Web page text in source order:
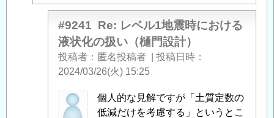
震
#9241 Re: レベル1地震時における
液状化の扱い（樋門設計）
投稿者 匿名投稿者
投稿日時
2024/03/26(火) 15:25
ahiru
に
個人的な見解ですが「土質定数の
低減だけを考慮する」というとこ